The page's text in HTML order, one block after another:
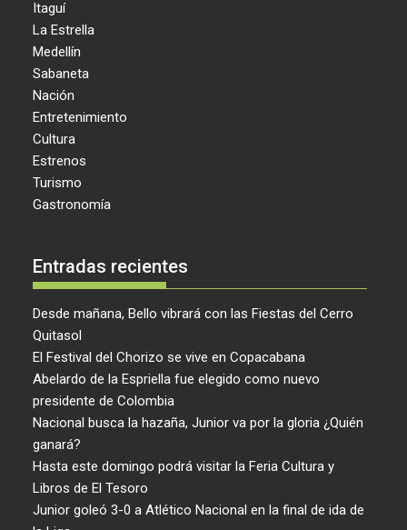
Itaguí
La Estrella
Medellín
Sabaneta
Nación
Entretenimiento
Cultura
Estrenos
Turismo
Gastronomía
Entradas recientes
Desde mañana, Bello vibrará con las Fiestas del Cerro
Quitasol
El Festival del Chorizo se vive en Copacabana
Abelardo de la Espriella fue elegido como nuevo
presidente de Colombia
Nacional busca la hazaña, Junior va por la gloria ¿Quién
ganará?
Hasta este domingo podrá visitar la Feria Cultura y
Libros de El Tesoro
Junior goleó 3-0 a Atlético Nacional en la final de ida de